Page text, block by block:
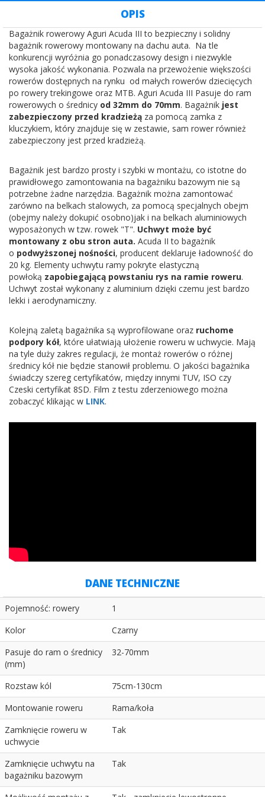
OPIS
Bagażnik rowerowy Aguri Acuda III to bezpieczny i solidny
bagażnik rowerowy montowany na dachu auta. Na tle
konkurencji wyróżnia go ponadczasowy design i niezwykle
wysoka jakość wykonania. Pozwala na przewożenie większości
rowerów dostępnych na rynku od małych rowerów dziecięcych
po rowery trekingowe oraz MTB. Aguri Acuda III Pasuje do ram
rowerowych o średnicy od 32mm do 70mm. Bagażnik jest
zabezpieczony przed kradzieżą za pomocą zamka z
kluczykiem, który znajduje się w zestawie, sam rower również
zabezpieczony jest przed kradzieżą.
Bagażnik jest bardzo prosty i szybki w montażu, co istotne do
prawidłowego zamontowania na bagażniku bazowym nie są
potrzebne żadne narzędzia. Bagażnik można zamontować
zarówno na belkach stalowych, za pomocą specjalnych obejm
(obejmy należy dokupić osobno)jak i na belkach aluminiowych
wyposażonych w tzw. rowek "T". Uchwyt może być
montowany z obu stron auta. Acuda II to bagażnik
o podwyższonej nośności, producent deklaruje ładowność do
20 kg. Elementy uchwytu ramy pokryte elastyczną
powłoką zapobiegającą powstaniu rys na ramie roweru.
Uchwyt został wykonany z aluminium dzięki czemu jest bardzo
lekki i aerodynamiczny.
Kolejną zaletą bagażnika są wyprofilowane oraz ruchome
podpory kół, które ułatwiają ułożenie roweru w uchwycie. Mają
na tyle duży zakres regulacji, że montaż rowerów o różnej
średnicy kół nie będzie stanowił problemu. O jakości bagażnika
świadczy szereg certyfikatów, między innymi TUV, ISO czy
Czeski certyfikat 8SD. Film z testu zderzeniowego można
zobaczyć klikając w LINK.
DANE TECHNICZNE
Pojemność: rowery
1
Kolor
Czarny
Pasuje do ram o średnicy
(mm)
32-70mm
Rozstaw kól
75cm-130cm
Montowanie roweru
Rama/koła
Zamknięcie roweru w
uchwycie
Tak
Zamknięcie uchwytu na
bagażniku bazowym
Tak